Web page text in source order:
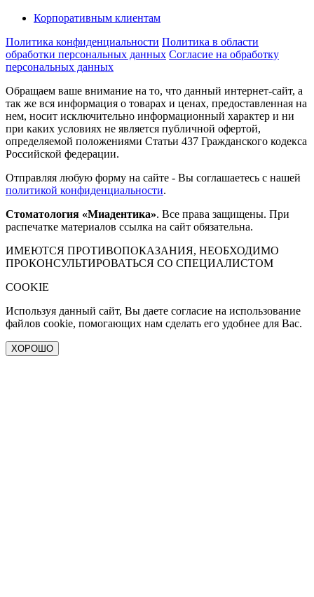
Корпоративным клиентам
Политика конфиденциальности Политика в области
обработки персональных данных Согласие на обработку
персональных данных
Обращаем ваше внимание на то, что данный интернет-сайт, а
так же вся информация о товарах и ценах, предоставленная на
нем, носит исключительно информационный характер и ни
при каких условиях не является публичной офертой,
определяемой положениями Статьи 437 Гражданского кодекса
Российской федерации.
Отправляя любую форму на сайте - Вы соглашаетесь с нашей
политикой конфиденциальности.
Стоматология «Миадентика». Все права защищены. При
распечатке материалов ссылка на сайт обязательна.
ИМЕЮТСЯ ПРОТИВОПОКАЗАНИЯ, НЕОБХОДИМО
ПРОКОНСУЛЬТИРОВАТЬСЯ СО СПЕЦИАЛИСТОМ
COOKIE
Используя данный сайт, Вы даете согласие на использование
файлов cookie, помогающих нам сделать его удобнее для Вас.
ХОРОШО